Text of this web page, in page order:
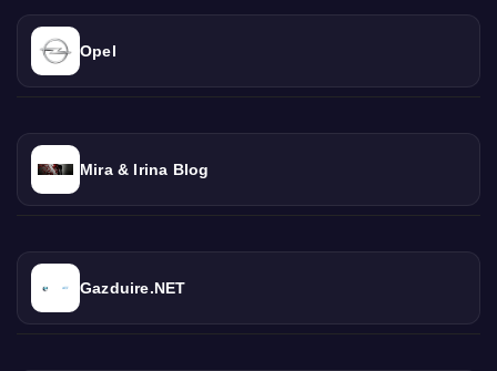
Opel
Mira & Irina Blog
Gazduire.NET